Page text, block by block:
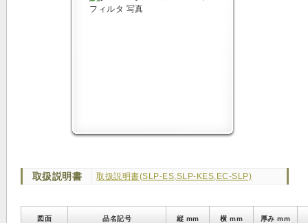
取扱説明書 取扱説明書(SLP-ES,SLP-KES,EC-SLP)
図面 品名記号 縦 mm 横 mm 厚み mm